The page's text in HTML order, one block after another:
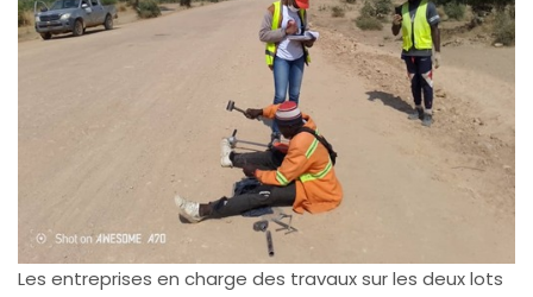
Les entreprises en charge des travaux sur les deux lots